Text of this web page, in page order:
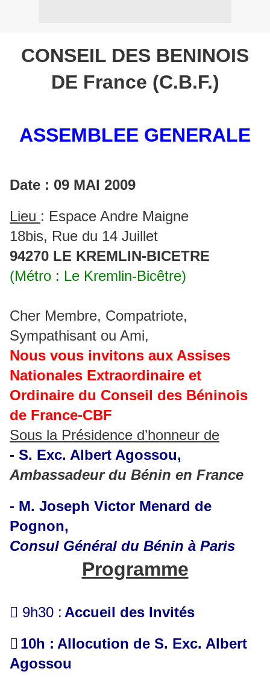
CONSEIL DES BENINOIS
DE France (C.B.F.)
ASSEMBLEE GENERALE
Date : 09 MAI 2009
Lieu : Espace Andre Maigne
18bis, Rue du 14 Juillet
94270 LE KREMLIN-BICETRE
(Métro : Le Kremlin-Bicêtre)
Cher Membre, Compatriote,
Sympathisant ou Ami,
Nous vous invitons aux Assises
Nationales Extraordinaire et
Ordinaire du Conseil des Béninois
de France-CBF
Sous la Présidence d’honneur de
- S. Exc. Albert Agossou,
Ambassadeur du Bénin en France
- M. Joseph Victor Menard de
Pognon,
Consul Général du Bénin à Paris
Programme
 9h30 : Accueil des Invités
 10h : Allocution de S. Exc. Albert
Agossou